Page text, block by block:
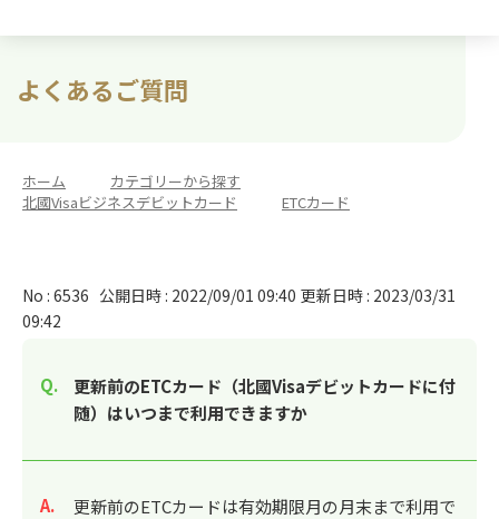
よくあるご質問
ホーム カテゴリーから探す
北國Visaビジネスデビットカード
ETCカード
No : 6536 公開日時 : 2022/09/01 09:40 更新日時 : 2023/03/31
09:42
更新前のETCカード（北國Visaデビットカードに付
随）はいつまで利用できますか
回答
更新前のETCカードは有効期限月の月末まで利用で